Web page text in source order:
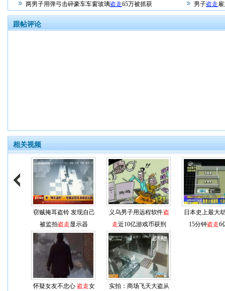
两男子用弹弓击碎豪车车窗玻璃盗走65万被抓获 男子盗走
跟帖评论
相关视频
窃贼掩耳盗铃 发现自己
被监拍盗走显示器
义乌男子用远程软件盗
走近10亿游戏币获刑
日本史上最大
15分钟盗走6
怀疑女友不忠心 盗走女
实拍：商场飞天大盗从